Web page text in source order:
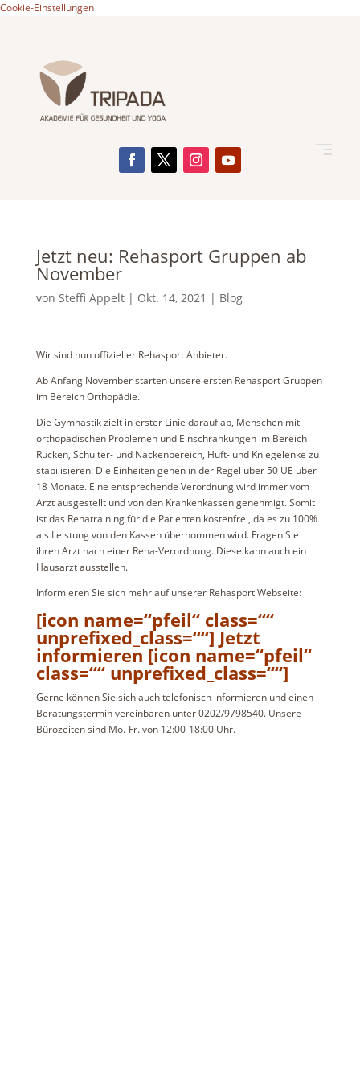
Cookie-Einstellungen
Jetzt neu: Rehasport Gruppen ab
November
von Steffi Appelt| Okt. 14, 2021 | Blog
Wir sind nun offizieller Rehasport Anbieter.
Ab Anfang November starten unsere ersten Rehasport Gruppen
im Bereich Orthopädie.
Die Gymnastik zielt in erster Linie darauf ab, Menschen mit
orthopädischen Problemen und Einschränkungen im Bereich
Rücken, Schulter- und Nackenbereich, Hüft- und Kniegelenke zu
stabilisieren. Die Einheiten gehen in der Regel über 50 UE über
18 Monate. Eine entsprechende Verordnung wird immer vom
Arzt ausgestellt und von den Krankenkassen genehmigt. Somit
ist das Rehatraining für die Patienten kostenfrei, da es zu 100%
als Leistung von den Kassen übernommen wird. Fragen Sie
ihren Arzt nach einer Reha-Verordnung. Diese kann auch ein
Hausarzt ausstellen.
Informieren Sie sich mehr auf unserer Rehasport Webseite:
[icon name=“pfeil“ class=““
unprefixed_class=““] Jetzt
informieren [icon name=“pfeil“
class=““ unprefixed_class=““]
Gerne können Sie sich auch telefonisch informieren und einen
Beratungstermin vereinbaren unter 0202/9798540. Unsere
Bürozeiten sind Mo.-Fr. von 12:00-18:00 Uhr.